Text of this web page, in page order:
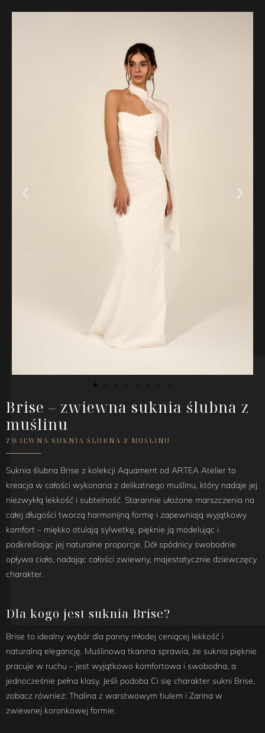
Brise – zwiewna suknia ślubna z
muślinu
ZWIEWNA SUKNIA ŚLUBNA Z MUŚLINU
Suknia ślubna Brise z kolekcji Aquament od ARTEA Atelier to
kreacja w całości wykonana z delikatnego muślinu, który nadaje jej
niezwykłą lekkość i subtelność. Starannie ułożone marszczenia na
całej długości tworzą harmonijną formę i zapewniają wyjątkowy
komfort – miękko otulają sylwetkę, pięknie ją modelując i
podkreślając jej naturalne proporcje. Dół spódnicy swobodnie
opływa ciało, nadając całości zwiewny, majestatycznie dziewczęcy
charakter.
Dla kogo jest suknia Brise?
Brise to idealny wybór dla panny młodej ceniącej lekkość i
naturalną elegancję. Muślinowa tkanina sprawia, że suknia pięknie
pracuje w ruchu – jest wyjątkowo komfortowa i swobodna, a
jednocześnie pełna klasy. Jeśli podoba Ci się charakter sukni Brise,
zobacz również: Thalina z warstwowym tiulem i Zarina w
zwiewnej koronkowej formie.